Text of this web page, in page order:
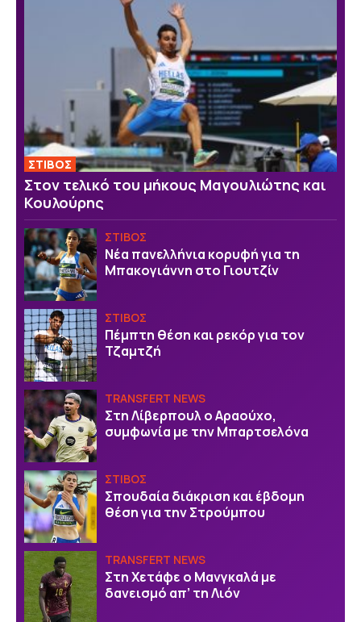
ΣΤΙΒΟΣ
Στον τελικό του μήκους Μαγουλιώτης και
Κουλούρης
ΣΤΙΒΟΣ
Νέα πανελλήνια κορυφή για τη
Μπακογιάννη στο Γιουτζίν
ΣΤΙΒΟΣ
Πέμπτη θέση και ρεκόρ για τον
Τζαμτζή
TRANSFERT NEWS
Στη Λίβερπουλ ο Αραούχο,
συμφωνία με την Μπαρτσελόνα
ΣΤΙΒΟΣ
Σπουδαία διάκριση και έβδομη
θέση για την Στρούμπου
TRANSFERT NEWS
Στη Χετάφε ο Μανγκαλά με
δανεισμό απ’ τη Λιόν